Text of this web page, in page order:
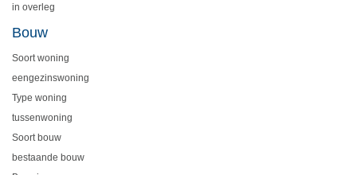
in overleg
Bouw
Soort woning
eengezinswoning
Type woning
tussenwoning
Soort bouw
bestaande bouw